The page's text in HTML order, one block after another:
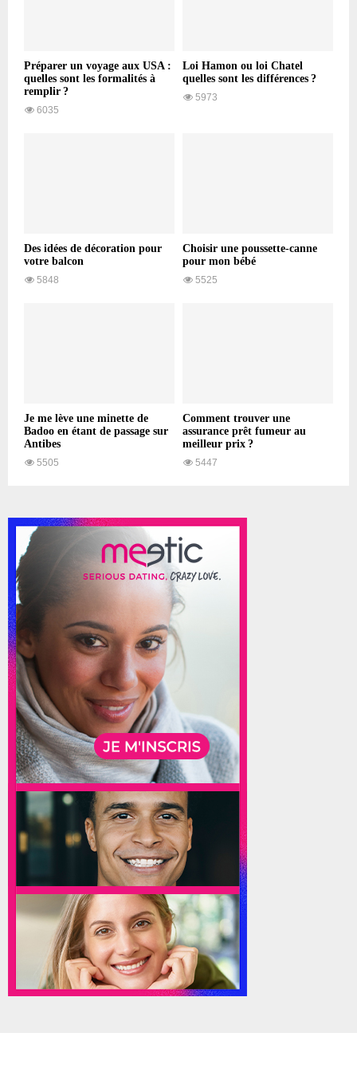
Préparer un voyage aux USA :
quelles sont les formalités à
remplir ?
6035
Loi Hamon ou loi Chatel
quelles sont les différences ?
5973
Des idées de décoration pour
votre balcon
5848
Choisir une poussette-canne
pour mon bébé
5525
Je me lève une minette de
Badoo en étant de passage sur
Antibes
5505
Comment trouver une
assurance prêt fumeur au
meilleur prix ?
5447